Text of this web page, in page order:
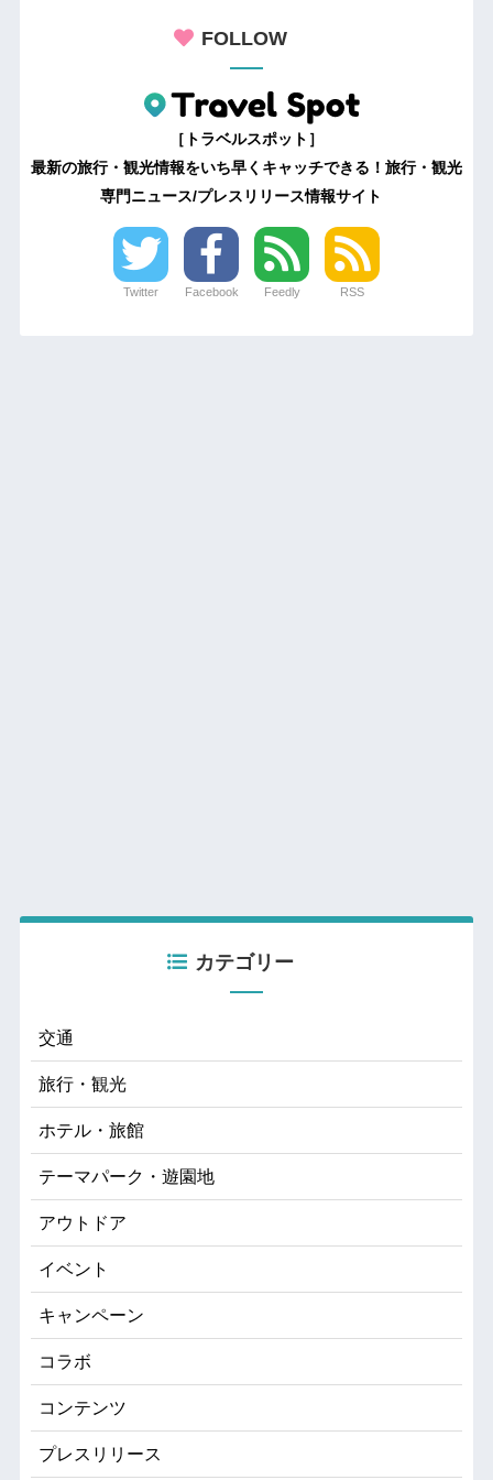
FOLLOW
［トラベルスポット］
最新の旅行・観光情報をいち早くキャッチできる！旅行・観光
専門ニュース/プレスリリース情報サイト
Twitter Facebook Feedly RSS
カテゴリー
交通
旅行・観光
ホテル・旅館
テーマパーク・遊園地
アウトドア
イベント
キャンペーン
コラボ
コンテンツ
プレスリリース